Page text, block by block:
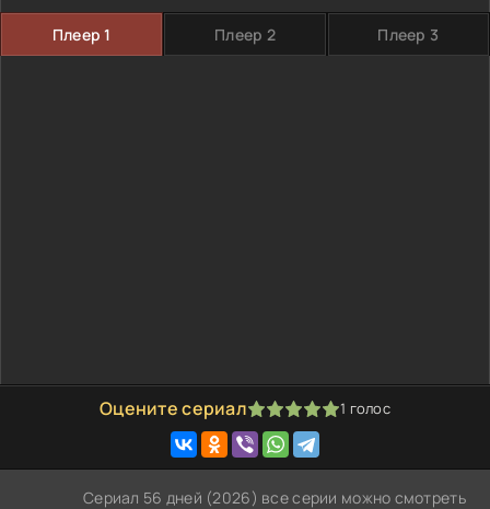
Плеер 1 Плеер 2 Плеер 3
Оцените сериал
1 2 3 4 5 1 голос
Сериал 56 дней (2026) все серии можно смотреть